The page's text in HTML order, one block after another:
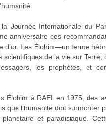
Journée Internationale du
anniversaire des
d’or. Les Élohim—un terme
de la vie sur Terre,
les prophètes, et
Élohim à RAEL en 1975, des
que l’humanité doit surmonter
et paradisiaque.